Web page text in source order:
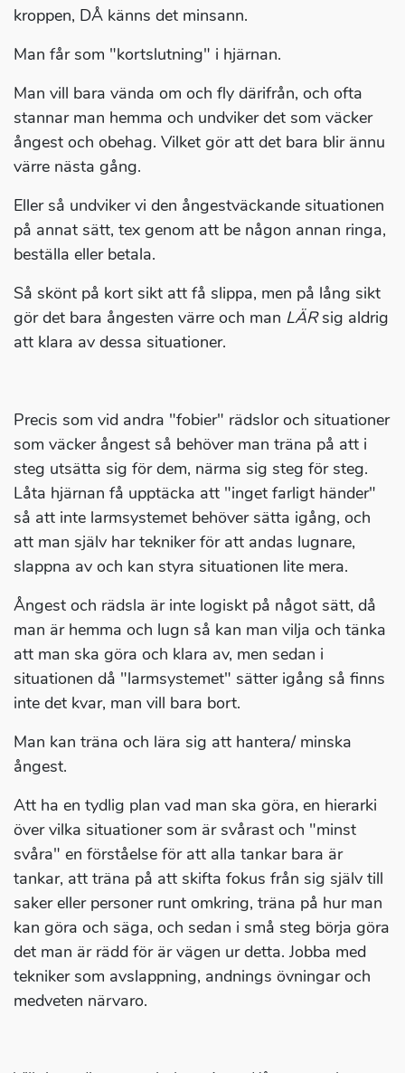
kroppen, DÅ känns det minsann.
Man får som "kortslutning" i hjärnan.
Man vill bara vända om och fly därifrån, och ofta
stannar man hemma och undviker det som väcker
ångest och obehag. Vilket gör att det bara blir ännu
värre nästa gång.
Eller så undviker vi den ångestväckande situationen
på annat sätt, tex genom att be någon annan ringa,
beställa eller betala.
Så skönt på kort sikt att få slippa, men på lång sikt
gör det bara ångesten värre och man LÄRsig aldrig
att klara av dessa situationer.
Precis som vid andra "fobier" rädslor och situationer
som väcker ångest så behöver man träna på att i
steg utsätta sig för dem, närma sig steg för steg.
Låta hjärnan få upptäcka att "inget farligt händer"
så att inte larmsystemet behöver sätta igång, och
att man själv har tekniker för att andas lugnare,
slappna av och kan styra situationen lite mera.
Ångest och rädsla är inte logiskt på något sätt, då
man är hemma och lugn så kan man vilja och tänka
att man ska göra och klara av, men sedan i
situationen då "larmsystemet" sätter igång så finns
inte det kvar, man vill bara bort.
Man kan träna och lära sig att hantera/ minska
ångest.
Att ha en tydlig plan vad man ska göra, en hierarki
över vilka situationer som är svårast och "minst
svåra" en förståelse för att alla tankar bara är
tankar, att träna på att skifta fokus från sig själv till
saker eller personer runt omkring, träna på hur man
kan göra och säga, och sedan i små steg börja göra
det man är rädd för är vägen ur detta. Jobba med
tekniker som avslappning, andnings övningar och
medveten närvaro.